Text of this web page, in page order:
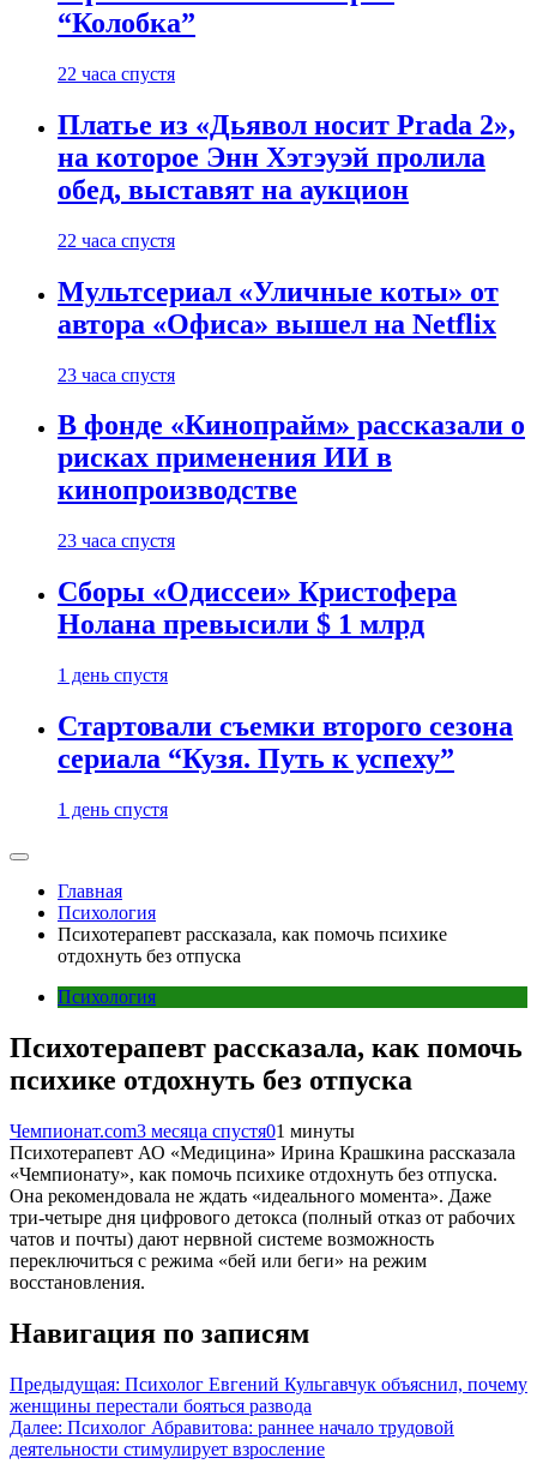
“Колобка”
22 часа спустя
Платье из «Дьявол носит Prada 2»,
на которое Энн Хэтэуэй пролила
обед, выставят на аукцион
22 часа спустя
Мультсериал «Уличные коты» от
автора «Офиса» вышел на Netflix
23 часа спустя
В фонде «Кинопрайм» рассказали о
рисках применения ИИ в
кинопроизводстве
23 часа спустя
Сборы «Одиссеи» Кристофера
Нолана превысили $ 1 млрд
1 день спустя
Стартовали съемки второго сезона
сериала “Кузя. Путь к успеху”
1 день спустя
Главная
Психология
Психотерапевт рассказала, как помочь психике
отдохнуть без отпуска
Психология
Психотерапевт рассказала, как помочь
психике отдохнуть без отпуска
Чемпионат.com3 месяца спустя01 минуты
Психотерапевт АО «Медицина» Ирина Крашкина рассказала
«Чемпионату», как помочь психике отдохнуть без отпуска.
Она рекомендовала не ждать «идеального момента». Даже
три-четыре дня цифрового детокса (полный отказ от рабочих
чатов и почты) дают нервной системе возможность
переключиться с режима «бей или беги» на режим
восстановления.
Навигация по записям
Предыдущая: Психолог Евгений Кульгавчук объяснил, почему
женщины перестали бояться развода
Далее: Психолог Абравитова: раннее начало трудовой
деятельности стимулирует взросление